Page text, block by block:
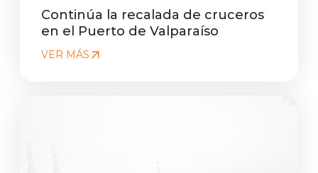
Continúa la recalada de cruceros
en el Puerto de Valparaíso
VER MÁS